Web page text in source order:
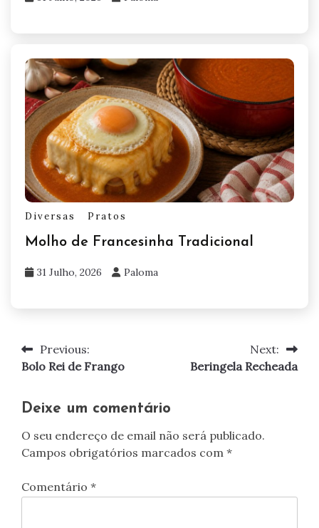
Diversas Pratos
Molho de Francesinha Tradicional
31 Julho, 2026 Paloma
Navegação
artigos
Previous:
Bolo Rei de Frango
Next:
Beringela Recheada
Deixe um comentário
O seu endereço de email não será publicado.
Campos obrigatórios marcados com *
Comentário *